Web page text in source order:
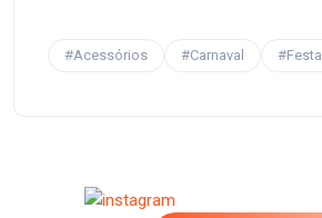
#Acessórios #Carnaval #Festa